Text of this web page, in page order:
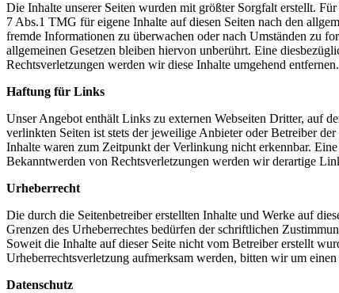
Die Inhalte unserer Seiten wurden mit größter Sorgfalt erstellt.
7 Abs.1 TMG für eigene Inhalte auf diesen Seiten nach den
fremde Informationen zu überwachen oder nach Umständen zu
allgemeinen Gesetzen bleiben hiervon unberührt. Eine
Rechtsverletzungen werden wir diese Inhalte umgehend entfernen.
Haftung für Links
Unser Angebot enthält Links zu externen Webseiten Dritter, auf
verlinkten Seiten ist stets der jeweilige Anbieter oder Betreiber
Inhalte waren zum Zeitpunkt der Verlinkung nicht erkennbar.
Bekanntwerden von Rechtsverletzungen werden wir derartige
Urheberrecht
Die durch die Seitenbetreiber erstellten Inhalte und Werke auf
Grenzen des Urheberrechtes bedürfen der schriftlichen
Soweit die Inhalte auf dieser Seite nicht vom Betreiber erstellt
Urheberrechtsverletzung aufmerksam werden, bitten wir um
Datenschutz